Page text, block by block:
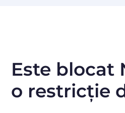
Este blocat
o restricție